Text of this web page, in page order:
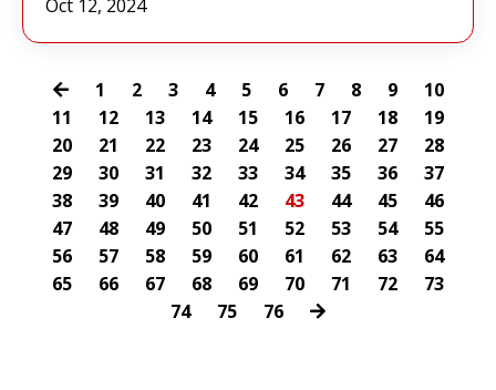
Oct 12, 2024
1 2 3 4 5 6 7 8 9
10
11
12 13 14 15 16 17 18
19
20
21 22 23 24 25 26 27
28
29
30 31 32 33 34 35 36
37
38
39 40 41 42 43 44 45
46
47
48 49 50 51 52 53 54
55
56
57 58 59 60 61 62 63
64
65
66 67 68 69 70 71 72
73
74
75 76